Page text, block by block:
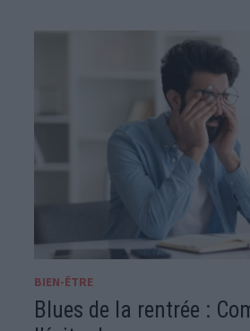
BIEN-ÊTRE
Blues de la rentrée :